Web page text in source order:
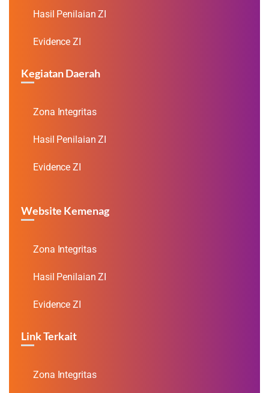
Hasil Penilaian ZI
Evidence ZI
Kegiatan Daerah
Zona Integritas
Hasil Penilaian ZI
Evidence ZI
Website Kemenag
Zona Integritas
Hasil Penilaian ZI
Evidence ZI
Link Terkait
Zona Integritas